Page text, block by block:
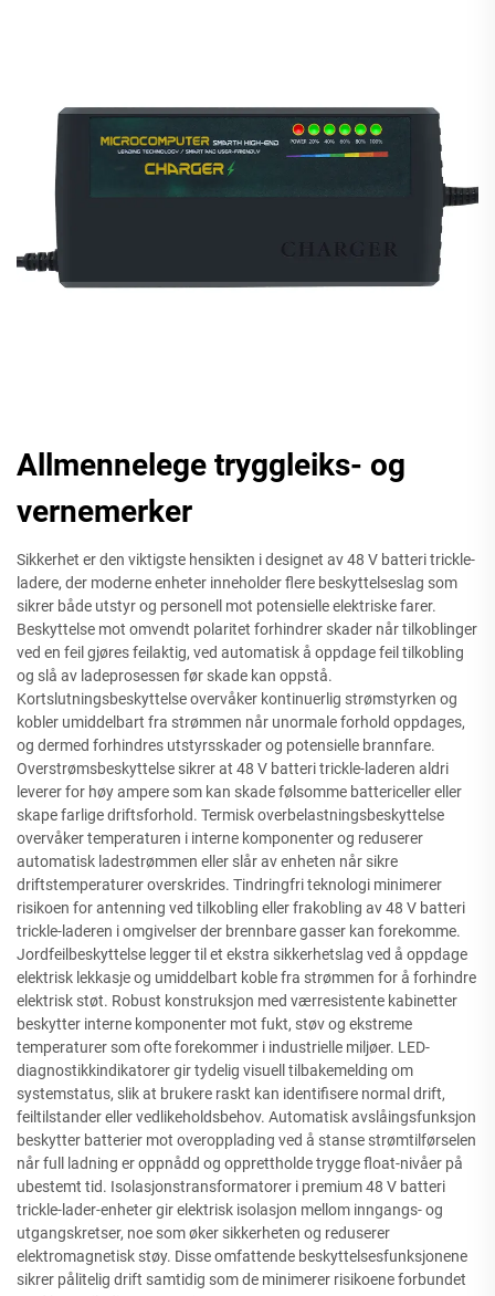
Allmennelege tryggleiks- og
vernemerker
Sikkerhet er den viktigste hensikten i designet av 48 V batteri trickle-
ladere, der moderne enheter inneholder flere beskyttelseslag som
sikrer både utstyr og personell mot potensielle elektriske farer.
Beskyttelse mot omvendt polaritet forhindrer skader når tilkoblinger
ved en feil gjøres feilaktig, ved automatisk å oppdage feil tilkobling
og slå av ladeprosessen før skade kan oppstå.
Kortslutningsbeskyttelse overvåker kontinuerlig strømstyrken og
kobler umiddelbart fra strømmen når unormale forhold oppdages,
og dermed forhindres utstyrsskader og potensielle brannfare.
Overstrømsbeskyttelse sikrer at 48 V batteri trickle-laderen aldri
leverer for høy ampere som kan skade følsomme battericeller eller
skape farlige driftsforhold. Termisk overbelastningsbeskyttelse
overvåker temperaturen i interne komponenter og reduserer
automatisk ladestrømmen eller slår av enheten når sikre
driftstemperaturer overskrides. Tindringfri teknologi minimerer
risikoen for antenning ved tilkobling eller frakobling av 48 V batteri
trickle-laderen i omgivelser der brennbare gasser kan forekomme.
Jordfeilbeskyttelse legger til et ekstra sikkerhetslag ved å oppdage
elektrisk lekkasje og umiddelbart koble fra strømmen for å forhindre
elektrisk støt. Robust konstruksjon med værresistente kabinetter
beskytter interne komponenter mot fukt, støv og ekstreme
temperaturer som ofte forekommer i industrielle miljøer. LED-
diagnostikkindikatorer gir tydelig visuell tilbakemelding om
systemstatus, slik at brukere raskt kan identifisere normal drift,
feiltilstander eller vedlikeholdsbehov. Automatisk avslåingsfunksjon
beskytter batterier mot overopplading ved å stanse strømtilførselen
når full ladning er oppnådd og opprettholde trygge float-nivåer på
ubestemt tid. Isolasjonstransformatorer i premium 48 V batteri
trickle-lader-enheter gir elektrisk isolasjon mellom inngangs- og
utgangskretser, noe som øker sikkerheten og reduserer
elektromagnetisk støy. Disse omfattende beskyttelsesfunksjonene
sikrer pålitelig drift samtidig som de minimerer risikoene forbundet